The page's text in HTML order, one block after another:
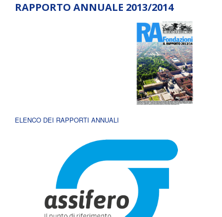
RAPPORTO ANNUALE 2013/2014
ELENCO DEI RAPPORTI ANNUALI